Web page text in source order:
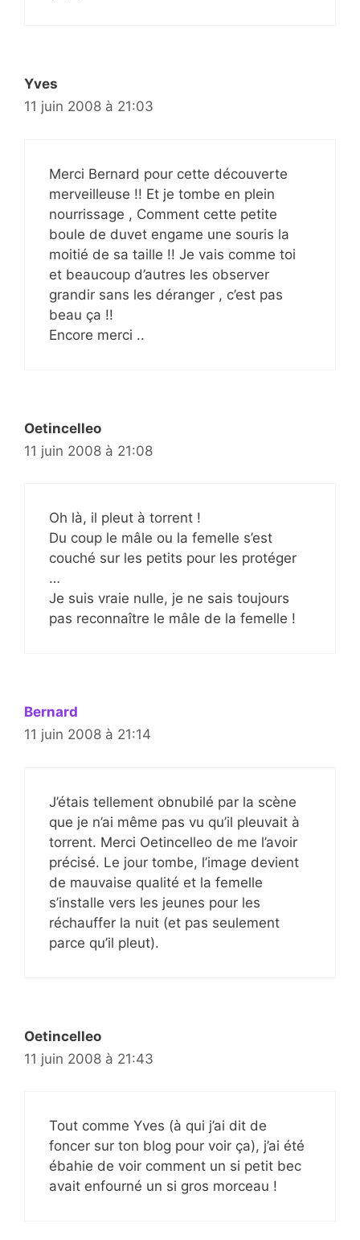
Yves
11 juin 2008 à 21:03
Merci Bernard pour cette découverte
merveilleuse !! Et je tombe en plein
nourrissage , Comment cette petite
boule de duvet engame une souris la
moitié de sa taille !! Je vais comme toi
et beaucoup d’autres les observer
grandir sans les déranger , c’est pas
beau ça !!
Encore merci ..
Oetincelleo
11 juin 2008 à 21:08
Oh là, il pleut à torrent !
Du coup le mâle ou la femelle s’est
couché sur les petits pour les protéger
…
Je suis vraie nulle, je ne sais toujours
pas reconnaître le mâle de la femelle !
Bernard
11 juin 2008 à 21:14
J’étais tellement obnubilé par la scène
que je n’ai même pas vu qu’il pleuvait à
torrent. Merci Oetincelleo de me l’avoir
précisé. Le jour tombe, l’image devient
de mauvaise qualité et la femelle
s’installe vers les jeunes pour les
réchauffer la nuit (et pas seulement
parce qu’il pleut).
Oetincelleo
11 juin 2008 à 21:43
Tout comme Yves (à qui j’ai dit de
foncer sur ton blog pour voir ça), j’ai été
ébahie de voir comment un si petit bec
avait enfourné un si gros morceau !